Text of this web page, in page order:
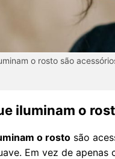
o rosto são
iluminam o
o rosto são
Em vez de